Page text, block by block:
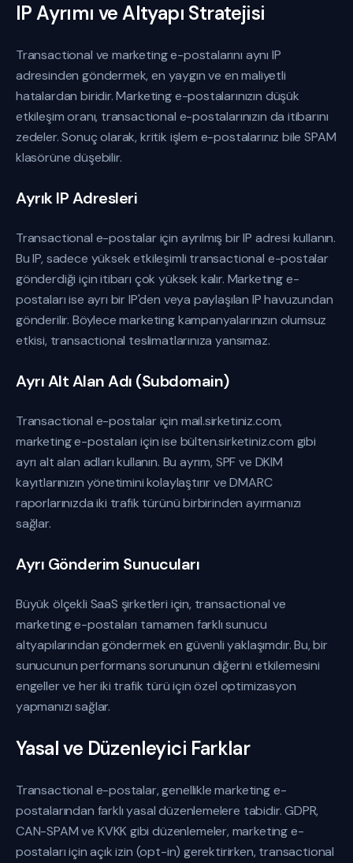
IP Ayrımı ve Altyapı Stratejisi
Transactional ve marketing e-postalarını aynı IP
adresinden göndermek, en yaygın ve en maliyetli
hatalardan biridir. Marketing e-postalarınızın düşük
etkileşim oranı, transactional e-postalarınızın da itibarını
zedeler. Sonuç olarak, kritik işlem e-postalarınız bile SPAM
klasörüne düşebilir.
Ayrık IP Adresleri
Transactional e-postalar için ayrılmış bir IP adresi kullanın.
Bu IP, sadece yüksek etkileşimli transactional e-postalar
gönderdiği için itibarı çok yüksek kalır. Marketing e-
postaları ise ayrı bir IP'den veya paylaşılan IP havuzundan
gönderilir. Böylece marketing kampanyalarınızın olumsuz
etkisi, transactional teslimatlarınıza yansımaz.
Ayrı Alt Alan Adı (Subdomain)
Transactional e-postalar için mail.sirketiniz.com,
marketing e-postaları için ise bülten.sirketiniz.com gibi
ayrı alt alan adları kullanın. Bu ayrım, SPF ve DKIM
kayıtlarınızın yönetimini kolaylaştırır ve DMARC
raporlarınızda iki trafik türünü birbirinden ayırmanızı
sağlar.
Ayrı Gönderim Sunucuları
Büyük ölçekli SaaS şirketleri için, transactional ve
marketing e-postaları tamamen farklı sunucu
altyapılarından göndermek en güvenli yaklaşımdır. Bu, bir
sunucunun performans sorununun diğerini etkilemesini
engeller ve her iki trafik türü için özel optimizasyon
yapmanızı sağlar.
Yasal ve Düzenleyici Farklar
Transactional e-postalar, genellikle marketing e-
postalarından farklı yasal düzenlemelere tabidir. GDPR,
CAN-SPAM ve KVKK gibi düzenlemeler, marketing e-
postaları için açık izin (opt-in) gerektirirken, transactional